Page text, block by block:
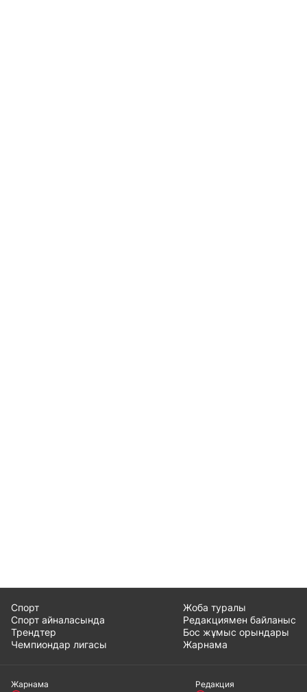
Спорт
Спорт айналасында
Трендтер
Чемпиондар лигасы
Жоба туралы
Редакциямен байланыс
Бос жұмыс орындары
Жарнама
Жарнама Редакция